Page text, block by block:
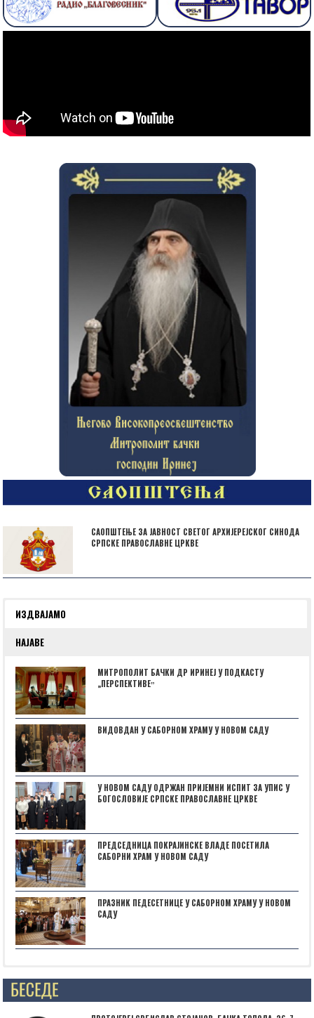
САОПШТЕЊЕ ЗА ЈАВНОСТ СВЕТОГ АРХИЈЕРЕЈСКОГ СИНОДА
СРПСКЕ ПРАВОСЛАВНЕ ЦРКВЕ
ИЗДВАЈАМО
НАЈАВЕ
МИТРОПОЛИТ БАЧКИ ДР ИРИНЕЈ У ПОДКАСТУ
„ПЕРСПЕКТИВЕˮ
ВИДОВДАН У САБОРНОМ ХРАМУ У НОВОМ САДУ
У НОВОМ САДУ ОДРЖАН ПРИЈЕМНИ ИСПИТ ЗА УПИС У
БОГОСЛОВИЈЕ СРПСКЕ ПРАВОСЛАВНЕ ЦРКВЕ
ПРЕДСЕДНИЦА ПОКРАЈИНСКЕ ВЛАДЕ ПОСЕТИЛА
САБОРНИ ХРАМ У НОВОМ САДУ
ПРАЗНИК ПЕДЕСЕТНИЦЕ У САБОРНОМ ХРАМУ У НОВОМ
САДУ
Posts not found